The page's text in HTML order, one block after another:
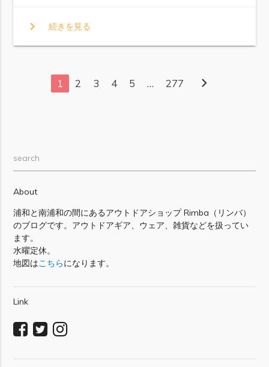
chevron_right 続きを見る
1 2 3 4 5 … 277 chevron_right
search
About
浦和と南浦和の間にあるアウトドアショップ Rimba（リンバ）
のブログです。アウトドアギア、ウェア、雑貨などを扱ってい
ます。
水曜定休。
地図はこちらになります。
Link